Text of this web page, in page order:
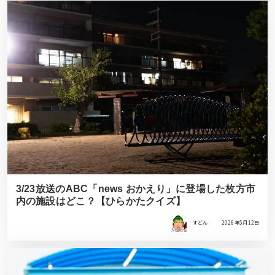
3/23放送のABC「news おかえり」に登場した枚方市
内の施設はどこ？【ひらかたクイズ】
すどん 2026年5月12日